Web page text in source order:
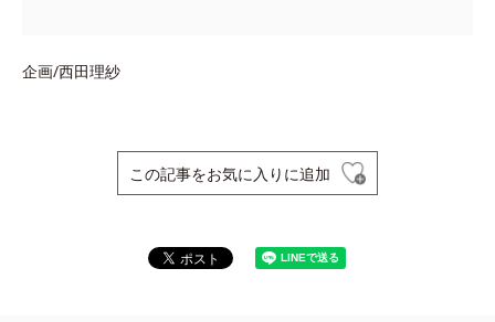
企画/西田理紗
この記事をお気に入りに追加